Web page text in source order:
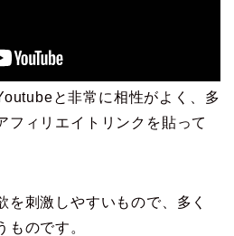
と非常に相性がよく、多
フィリエイトリンクを貼って
を刺激しやすいもので、多く
ものです。